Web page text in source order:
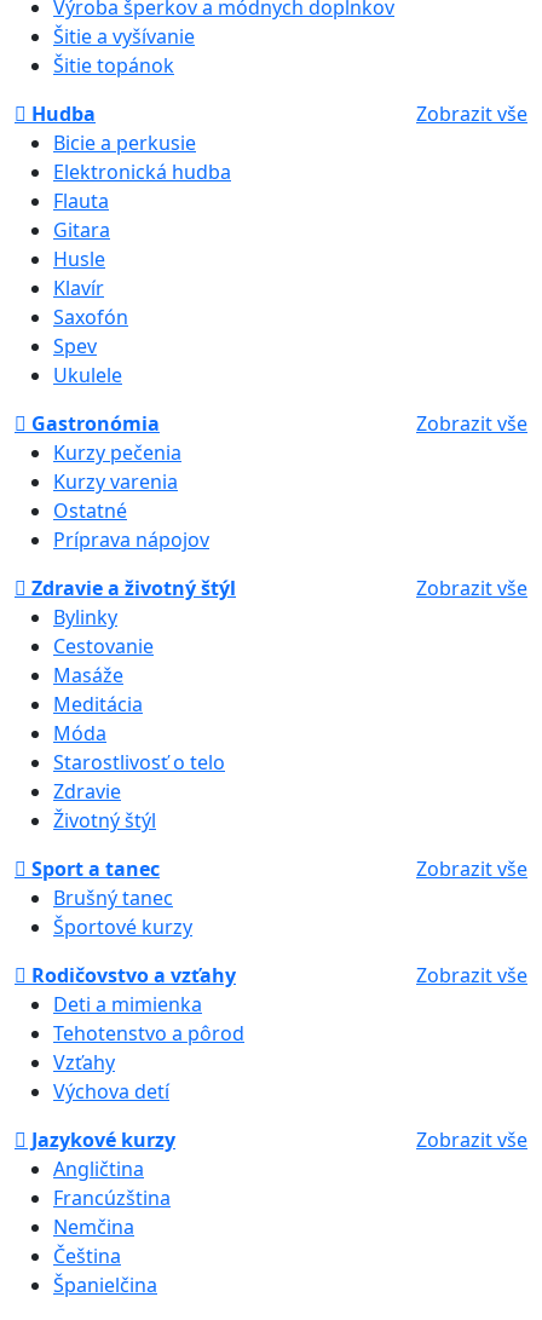
Výroba šperkov a módnych doplnkov
Šitie a vyšívanie
Šitie topánok
Hudba
Zobrazit vše
Bicie a perkusie
Elektronická hudba
Flauta
Gitara
Husle
Klavír
Saxofón
Spev
Ukulele
Gastronómia
Zobrazit vše
Kurzy pečenia
Kurzy varenia
Ostatné
Príprava nápojov
Zdravie a životný štýl
Zobrazit vše
Bylinky
Cestovanie
Masáže
Meditácia
Móda
Starostlivosť o telo
Zdravie
Životný štýl
Sport a tanec
Zobrazit vše
Brušný tanec
Športové kurzy
Rodičovstvo a vzťahy
Zobrazit vše
Deti a mimienka
Tehotenstvo a pôrod
Vzťahy
Výchova detí
Jazykové kurzy
Zobrazit vše
Angličtina
Francúzština
Nemčina
Čeština
Španielčina